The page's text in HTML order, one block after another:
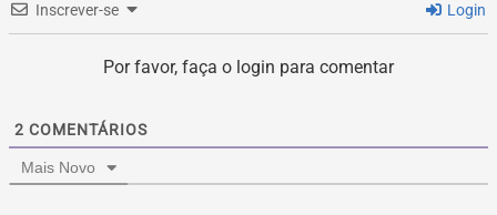
Inscrever-se Login
Por favor, faça o login para comentar
2 COMENTÁRIOS
Mais Novo